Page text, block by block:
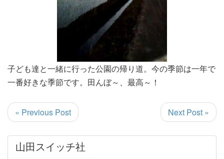
子ども達と一緒に行った公園の帰り道。今の季節は一年で
一番好きな季節です。田んぼ～、最高～！
« Previous Post Next Post »
山田スイッチ社